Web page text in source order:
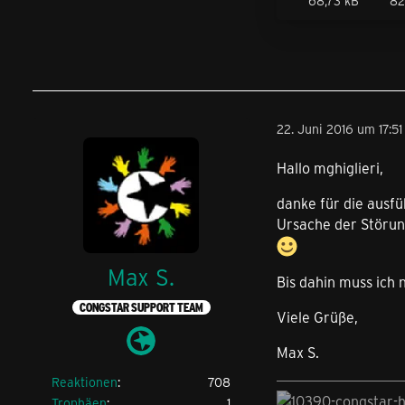
Max S.
CONGSTAR SUPPORT TEAM
Reaktionen
708
22. Juni 2016 um 17:51
Hallo mghiglieri,
danke für die
Ursache der
Bis dahin muss ich
Viele Grüße,
Max S.